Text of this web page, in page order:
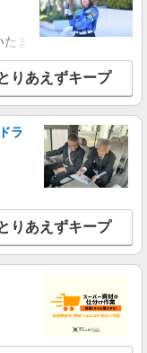
しくなれる携帯販
経験・能力による） ※
（規定あり） ゜
・゜+゜ 入社祝い金10
ショップ
帯販売【au】
当別途支給 ※研修期間
通費別途支給（規定あ
ま市岩槻区・久喜市・
りあえずキープ
ラ
りあえずキープ